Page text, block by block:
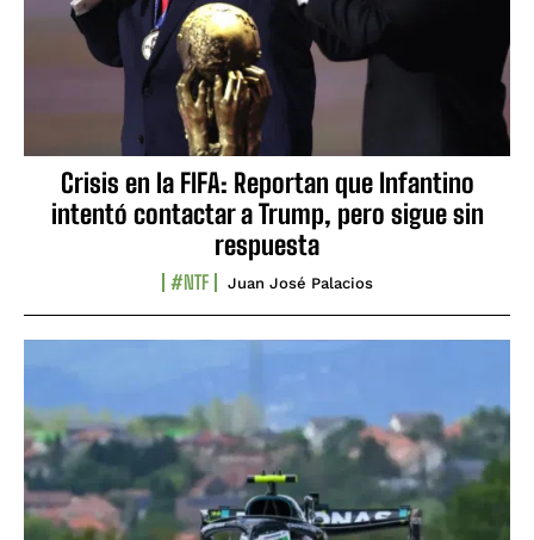
Crisis en la FIFA: Reportan que Infantino
intentó contactar a Trump, pero sigue sin
respuesta
#NTF Juan José Palacios